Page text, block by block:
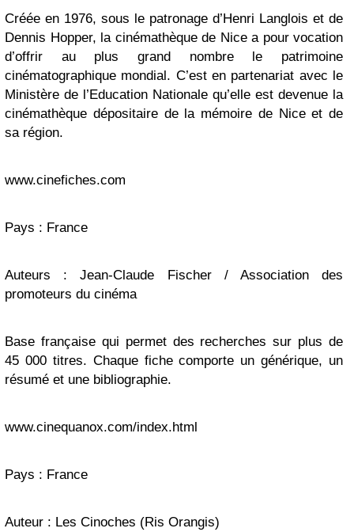
Créée en 1976, sous le patronage d’Henri Langlois et de
Dennis Hopper, la cinémathèque de Nice a pour vocation
d’offrir au plus grand nombre le patrimoine
cinématographique mondial. C’est en partenariat avec le
Ministère de l’Education Nationale qu’elle est devenue la
cinémathèque dépositaire de la mémoire de Nice et de
sa région.
www.cinefiches.com
Pays : France
Auteurs : Jean-Claude Fischer / Association des
promoteurs du cinéma
Base française qui permet des recherches sur plus de
45 000 titres. Chaque fiche comporte un générique, un
résumé et une bibliographie.
www.cinequanox.com/index.html
Pays : France
Auteur : Les Cinoches (Ris Orangis)